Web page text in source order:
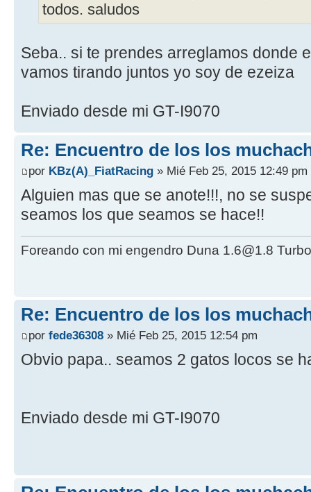
todos. saludos
Seba.. si te prendes arreglamos donde
vamos tirando juntos yo soy de ezeiza
Enviado desde mi GT-I9070
Re: Encuentro de los los
por KBz(A)_FiatRacing » Mié Feb 25, 2015 12:49 pm
Alguien mas que se anote!!!, no se
seamos los que seamos se hace!!
Foreando con mi engendro Duna 1.6@1.8
Re: Encuentro de los los
por fede36308 » Mié Feb 25, 2015 12:54 pm
Obvio papa.. seamos 2 gatos locos se
Enviado desde mi GT-I9070